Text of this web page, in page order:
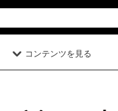
コンテンツを見る